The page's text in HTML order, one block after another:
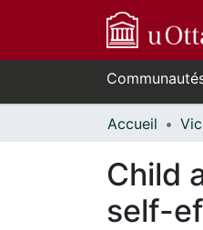
Accueil
Child
self-